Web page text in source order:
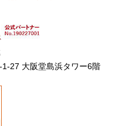
27 大阪堂島浜タワー6階